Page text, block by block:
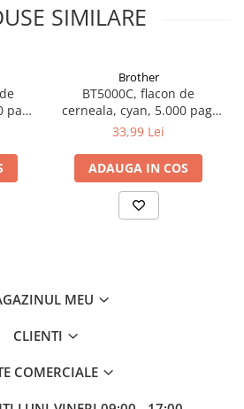
SIMILARE
pag,
Brother
BT5000C, flacon de
cerneala, cyan, 5.000 pag,
Ink Benefit DCP-
33,99 Lei
ADAUGA IN COS
MEU
CLIENTI
COMERCIALE